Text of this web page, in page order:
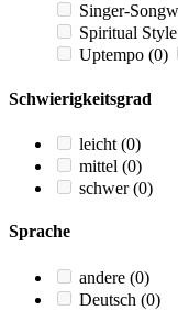
Singer-
Spiritual Style
Uptempo (0)
Schwierigkeitsgrad
leicht (0)
mittel (0)
schwer(0)
Sprache
andere (0)
Deutsch (0)